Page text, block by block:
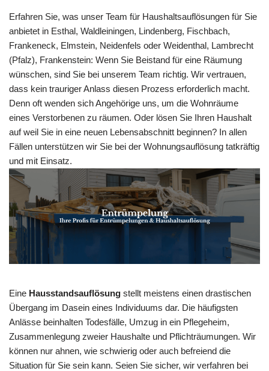
Erfahren Sie, was unser Team für Haushaltsauflösungen für Sie
anbietet in Esthal, Waldleiningen, Lindenberg, Fischbach,
Frankeneck, Elmstein, Neidenfels oder Weidenthal, Lambrecht
(Pfalz), Frankenstein: Wenn Sie Beistand für eine Räumung
wünschen, sind Sie bei unserem Team richtig. Wir vertrauen,
dass kein trauriger Anlass diesen Prozess erforderlich macht.
Denn oft wenden sich Angehörige uns, um die Wohnräume
eines Verstorbenen zu räumen. Oder lösen Sie Ihren Haushalt
auf weil Sie in eine neuen Lebensabschnitt beginnen? In allen
Fällen unterstützen wir Sie bei der Wohnungsauflösung tatkräftig
und mit Einsatz.
Eine Hausstandsauflösung stellt meistens einen drastischen
Übergang im Dasein eines Individuums dar. Die häufigsten
Anlässe beinhalten Todesfälle, Umzug in ein Pflegeheim,
Zusammenlegung zweier Haushalte und Pflichträumungen. Wir
können nur ahnen, wie schwierig oder auch befreiend die
Situation für Sie sein kann. Seien Sie sicher, wir verfahren bei